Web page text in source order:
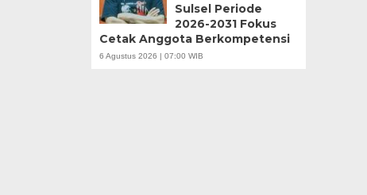
Sulsel Periode
2026-2031 Fokus
Cetak Anggota Berkompetensi
6 Agustus 2026 | 07:00 WIB